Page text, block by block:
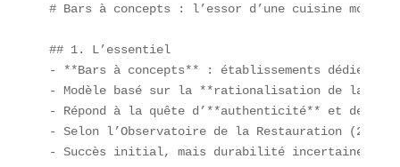
# Bars à concepts : l’essor d’une cuisine mono-
## 1. L’essentiel
- **Bars à concepts** : établissements dédiés
- Modèle basé sur la **rationalisation de la
- Répond à la quête d’**authenticité** et de
- Selon l’Observatoire de la Restauration
- Succès initial, mais durabilité incertaine :